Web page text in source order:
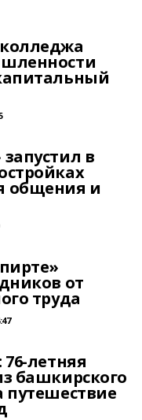
в
общения и
от
труда
летняя
башкирского
путешествие